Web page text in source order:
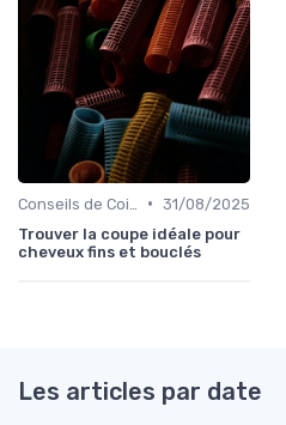
• 31/08/2025
Trouver la coupe idéale pour
cheveux fins et bouclés
Les articles par date